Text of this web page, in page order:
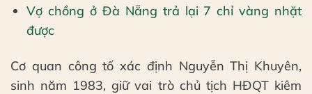
Vợ chồng ở Đà Nẵng trả lại 7 chỉ vàng nhặt
được
Cơ quan công tố xác định Nguyễn Thị Khuyên,
sinh năm 1983, giữ vai trò chủ tịch HĐQT kiêm